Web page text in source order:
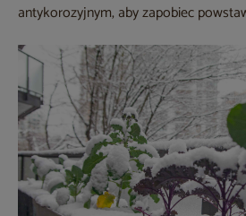
antykorozyjnym, aby zapobiec